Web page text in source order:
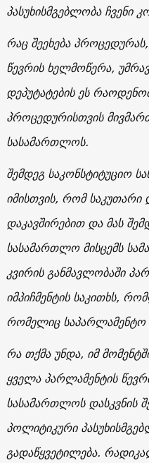
პასუხისმგებლობა ჩვენი
რაც შეეხება
წევრის ხელმოწერა,
დეპუტატების ეს
პროცედურისთვის
სასამართლოს.
შემდეგ საკონსტიტუციო
იმისთვის, რომ საკუთარი
დაკავშირებით და მას
სასამართლო მისცემს
კვირის განმავლობაში
იმპიჩმენტის საკითხს,
რომელიც საპარლამენტო
რა თქმა უნდა, იმ
ყველა პარლამენტის
სასამართლოს დასკვნის
პოლიტიკური
გადაწყვეტილება.